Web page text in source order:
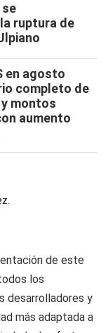
se
ruptura de
en agosto
completo de
montos
aumento
de este
los
desarrolladores y
más adaptada a